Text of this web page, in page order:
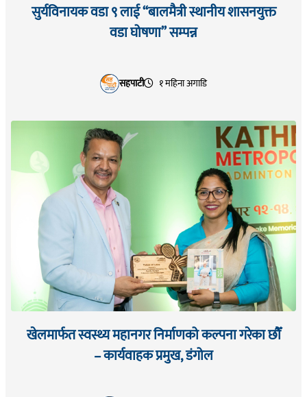
सुर्यविनायक वडा ९ लाई “बालमैत्री स्थानीय शासनयुक्त
वडा घोषणा” सम्पन्न
सहपाटी १ महिना अगाडि
खेलमार्फत स्वस्थ्य महानगर निर्माणको कल्पना गरेका छौँ
– कार्यवाहक प्रमुख, डंगोल